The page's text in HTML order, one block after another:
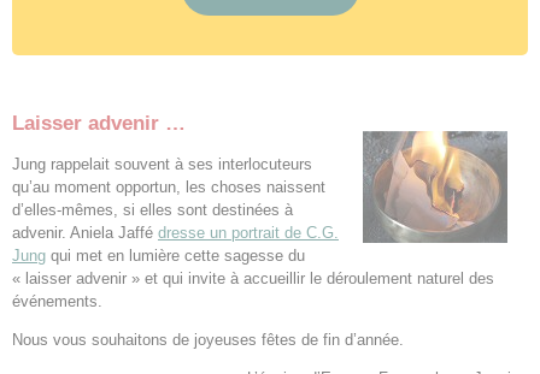
Laisser advenir …
Jung rappelait souvent à ses interlocuteurs
qu’au moment opportun, les choses naissent
d’elles-mêmes, si elles sont destinées à
advenir. Aniela Jaffé dresse un portrait de C.G.
Jung qui met en lumière cette sagesse du
« laisser advenir » et qui invite à accueillir le déroulement naturel des
événements.
Nous vous souhaitons de joyeuses fêtes de fin d’année.